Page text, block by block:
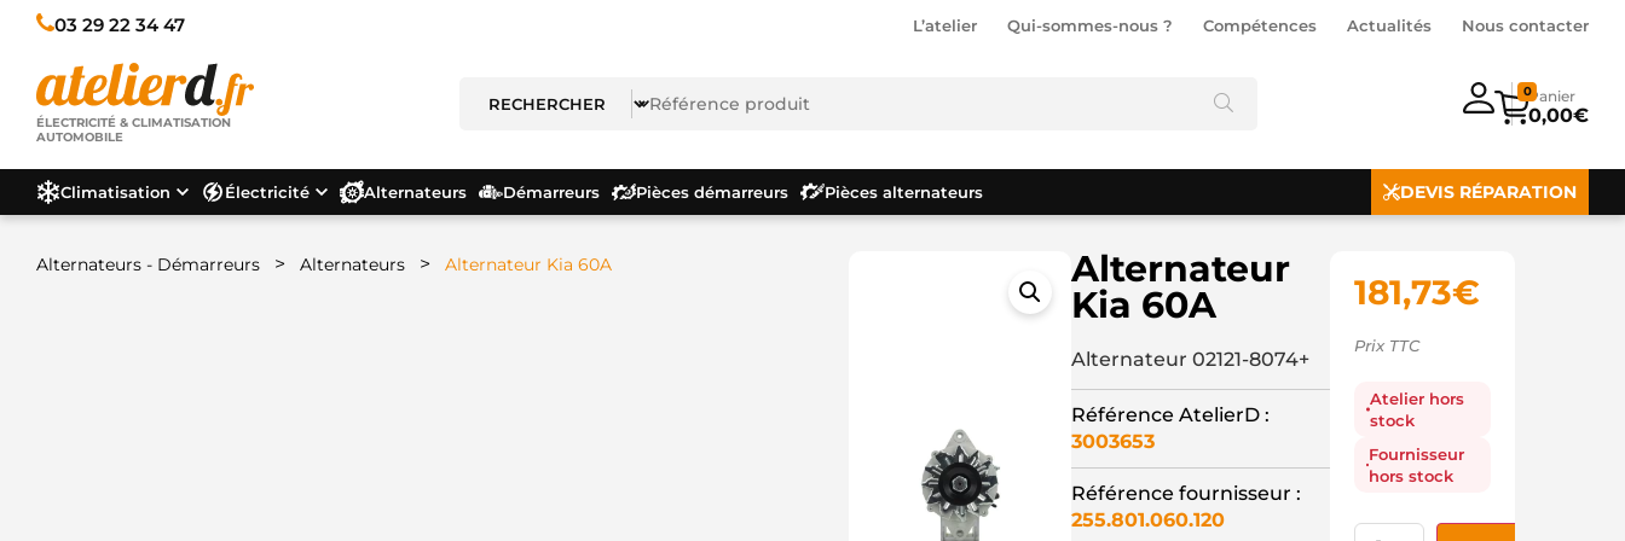
03 29 22 34 47 L’atelier Qui-sommes-nous ? Compétences Actualités Nous contacter
ÉLECTRICITÉ & CLIMATISATION
AUTOMOBILE
0,00€
0
Climatisation Électricité Alternateurs Démarreurs Pièces démarreurs Pièces alternateurs DEVIS RÉPARATION
Alternateurs - Démarreurs > Alternateurs > Alternateur Kia 60A
Alternateur
Kia 60A
Alternateur 02121-8074+
Référence AtelierD :
3003653
Référence fournisseur :
255.801.060.120
181,73€
Prix TTC
Atelier hors
stock
Fournisseur
hors stock